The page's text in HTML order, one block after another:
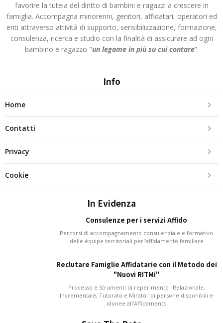
favorire la tutela del diritto di bambini e ragazzi a crescere in
famiglia. Accompagna minorenni, genitori, affidatari, operatori ed
enti attraverso attività di supporto, sensibilizzazione, formazione,
consulenza, ricerca e studio con la finalità di assicurare ad ogni
bambino e ragazzo "un legame in più su cui contare”.
Info
Home
Contatti
Privacy
Cookie
In Evidenza
Consulenze per i servizi Affido
Percorsi di accompagnamento consulenziale e formativo
delle équipe territoriali perl’affidamento familiare
Reclutare Famiglie Affidatarie con il Metodo dei
"Nuovi RITMi"
Processo e Strumenti di reperimento "Relazionale,
Incrementale, Tutorato e Mirato" di persone disponibili e
idonee all'Affidamento